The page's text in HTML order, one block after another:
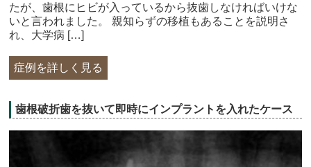
たが、歯根にヒビが入っているから抜歯しなければいけな
いと言われました。 親知らずの移植もあることを説明さ
れ、大学病 […]
症例を詳しく見る
歯根破折歯を抜いて即時にインプラントを入れたケース